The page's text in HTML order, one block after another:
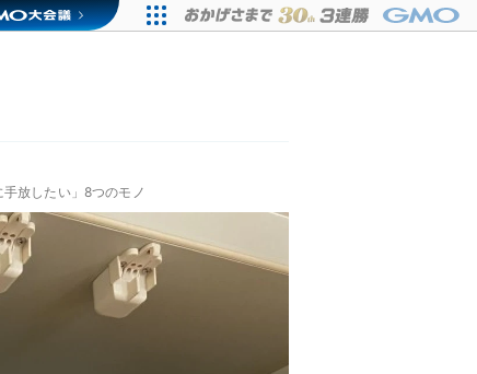
放したい」8つのモノ